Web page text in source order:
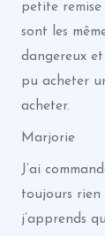
petite
sont les
dangereux et
pu acheter
acheter.
Marjorie
J’ai
toujours rien
j’apprends